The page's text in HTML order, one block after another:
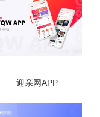
迎亲网APP